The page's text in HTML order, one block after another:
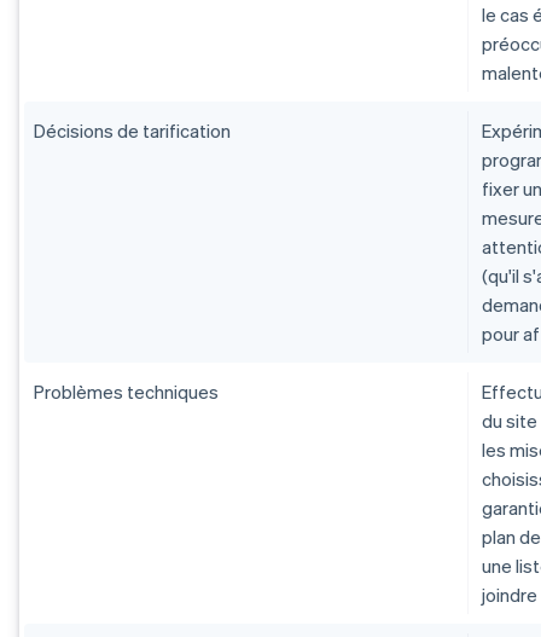
le cas
Décisions de tarification
fixer
(qu'il
pour
Problèmes techniques
du
les
plan
une